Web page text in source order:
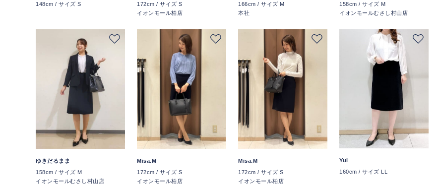
148cm / サイズ S
172cm / サイズ S
イオンモール柏店
166cm / サイズ M
本社
158cm / サイズ M
イオンモールむさし村山店
ゆきだるまま
158cm / サイズ M
イオンモールむさし村山店
Misa.M
172cm / サイズ S
イオンモール柏店
Misa.M
172cm / サイズ S
イオンモール柏店
Yui
160cm / サイズ LL